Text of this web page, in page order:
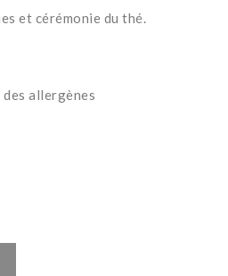
et cérémonie du thé.
allergènes